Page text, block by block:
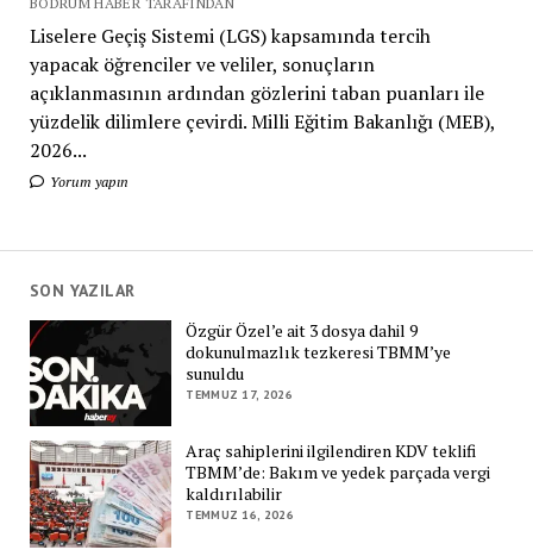
Liselere Geçiş Sistemi (LGS) kapsamında tercih
yapacak öğrenciler ve veliler, sonuçların
açıklanmasının ardından gözlerini taban puanları ile
yüzdelik dilimlere çevirdi. Milli Eğitim Bakanlığı (MEB),
2026...
Yorum yapın
SON YAZILAR
Özgür Özel’e ait 3 dosya dahil 9
dokunulmazlık tezkeresi TBMM’ye
sunuldu
TEMMUZ 17, 2026
Araç sahiplerini ilgilendiren KDV teklifi
TBMM’de: Bakım ve yedek parçada vergi
kaldırılabilir
TEMMUZ 16, 2026